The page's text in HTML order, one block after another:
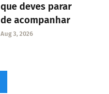
que deves parar
de acompanhar
Aug 3, 2026